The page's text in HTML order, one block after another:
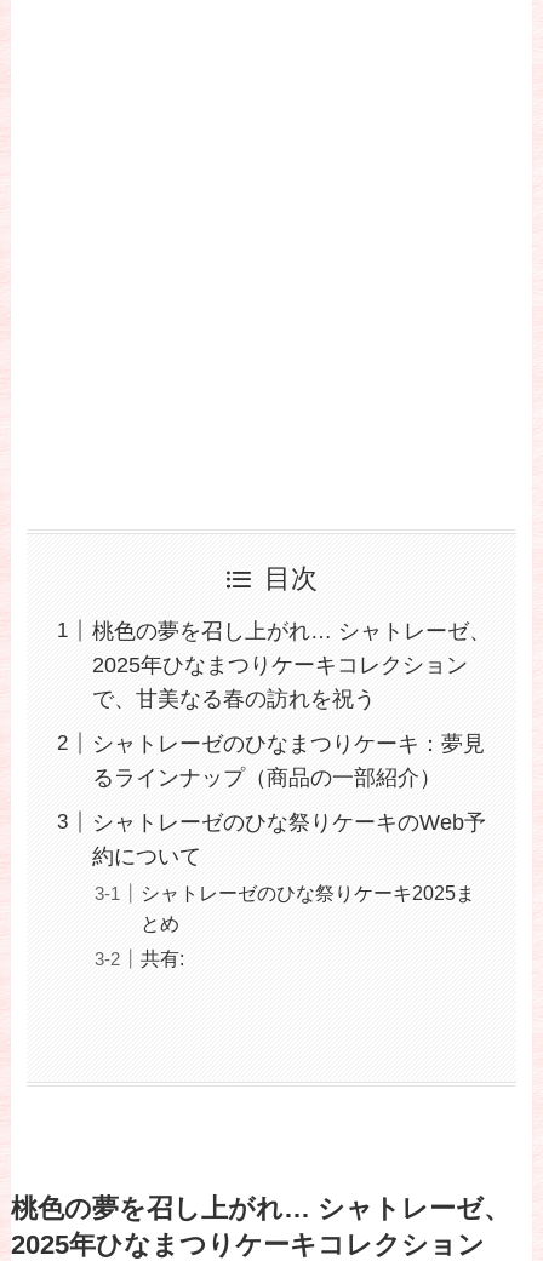
目次
桃色の夢を召し上がれ… シャトレーゼ、
2025年ひなまつりケーキコレクション
で、甘美なる春の訪れを祝う
シャトレーゼのひなまつりケーキ：夢見
るラインナップ（商品の一部紹介）
シャトレーゼのひな祭りケーキのWeb予
約について
シャトレーゼのひな祭りケーキ2025ま
とめ
共有:
桃色の夢を召し上がれ… シャトレーゼ、
2025年ひなまつりケーキコレクション